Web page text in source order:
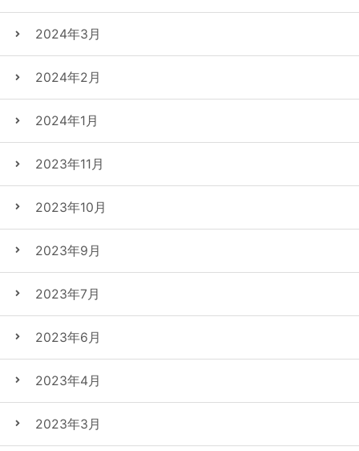
2024年3月
2024年2月
2024年1月
2023年11月
2023年10月
2023年9月
2023年7月
2023年6月
2023年4月
2023年3月